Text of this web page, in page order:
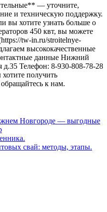
— уточните,
и техническую поддержку.
вы хотите узнать больше о
450 квт, вы можете
tw-in.ru/stroitelnye-
высококачественные
данные Нижний
Телефон: 8-930-808-78-28
получить
к нам.
Новгороде — выгодные
свай: методы, этапы.